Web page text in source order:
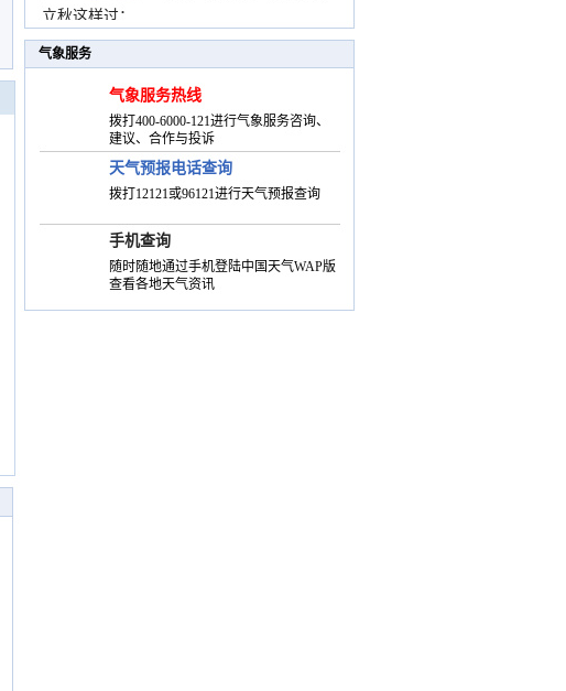
立秋这样过：
气象服务
气象服务热线
拨打400-6000-121进行气象服务咨询、
建议、合作与投诉
天气预报电话查询
拨打12121或96121进行天气预报查询
手机查询
随时随地通过手机登陆中国天气WAP版
查看各地天气资讯